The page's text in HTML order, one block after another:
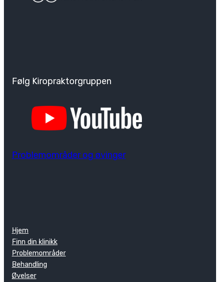
Følg Kiropraktorgruppen
Problemområder og øvinger
Hjem
Finn din klinikk
Problemområder
Behandling
Øvelser